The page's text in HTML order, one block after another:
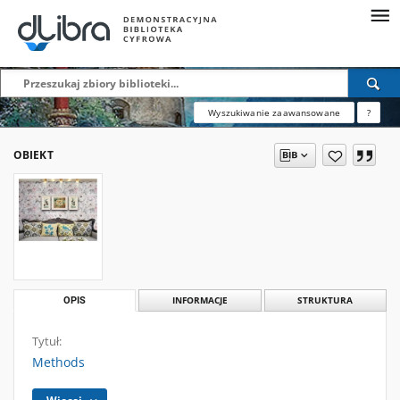
Wyszukiwanie zaawansowane ?
OBIEKT
OPIS INFORMACJE STRUKTURA
Tytuł:
Methods